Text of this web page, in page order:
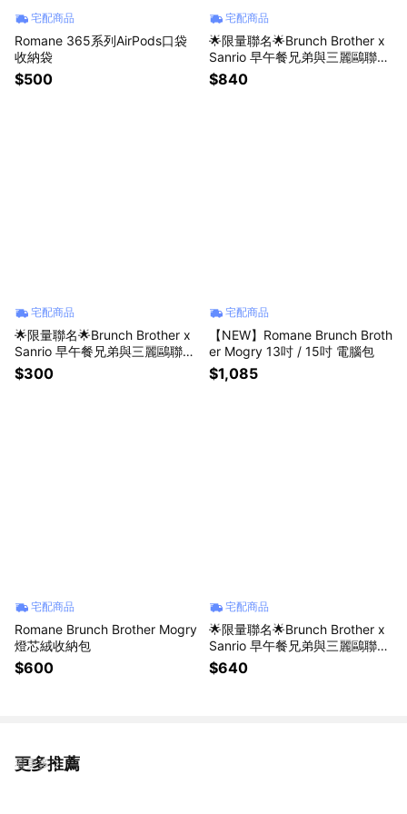
宅配商品
Romane 365系列AirPods口袋
收納袋
$500
宅配商品
🌟限量聯名🌟Brunch Brother x
Sanrio 早午餐兄弟與三麗鷗聯名
掛式收納包
$840
宅配商品
🌟限量聯名🌟Brunch Brother x
Sanrio 早午餐兄弟與三麗鷗聯名
壓克力夾
$300
宅配商品
【NEW】Romane Brunch Broth
er Mogry 13吋 / 15吋 電腦包
$1,085
宅配商品
Romane Brunch Brother Mogry
燈芯絨收納包
$600
宅配商品
🌟限量聯名🌟Brunch Brother x
Sanrio 早午餐兄弟與三麗鷗聯名
筆袋
$640
更多推薦
看更多